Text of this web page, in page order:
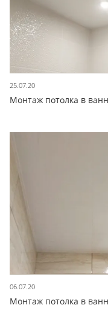
25.07.20
Монтаж потолка в
06.07.20
Монтаж потолка в